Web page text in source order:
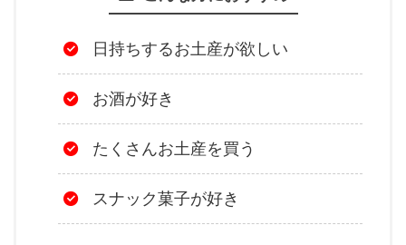
日持ちするお土産が欲しい
お酒が好き
たくさんお土産を買う
スナック菓子が好き